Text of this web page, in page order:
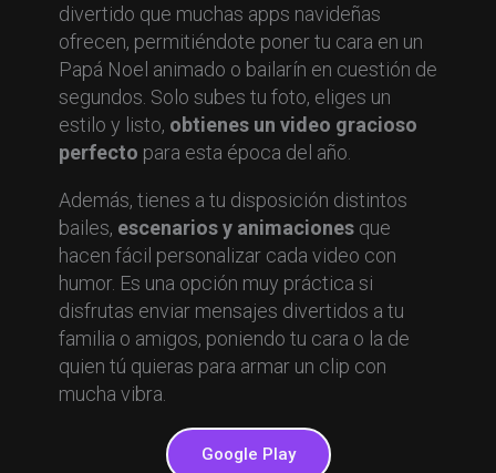
divertido que muchas apps navideñas
ofrecen, permitiéndote poner tu cara en un
Papá Noel animado o bailarín en cuestión de
segundos. Solo subes tu foto, eliges un
estilo y listo, obtienes un video gracioso
perfecto para esta época del año.
Además, tienes a tu disposición distintos
bailes, escenarios y animacionesque
hacen fácil personalizar cada video con
humor. Es una opción muy práctica si
disfrutas enviar mensajes divertidos a tu
familia o amigos, poniendo tu cara o la de
quien tú quieras para armar un clip con
mucha vibra.
Google Play